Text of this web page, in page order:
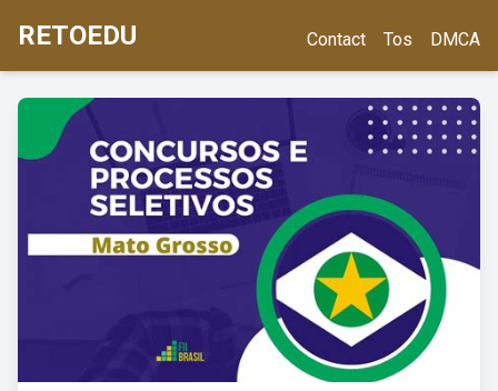
RETOEDU Contact Tos DMCA